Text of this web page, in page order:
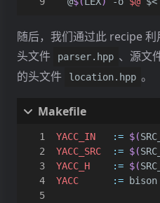
随后，我们通过此 recipe
头文件
parser.hpp 、源文
的头文件
location.hpp 。
YACC_IN := $(
YACC_SRC
:= $(
YACC_H
:= $(
YACC
:=